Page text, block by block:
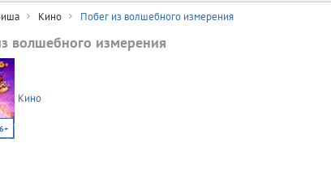
Кино Побег из волшебного измерения
волшебного измерения
6+
Кино